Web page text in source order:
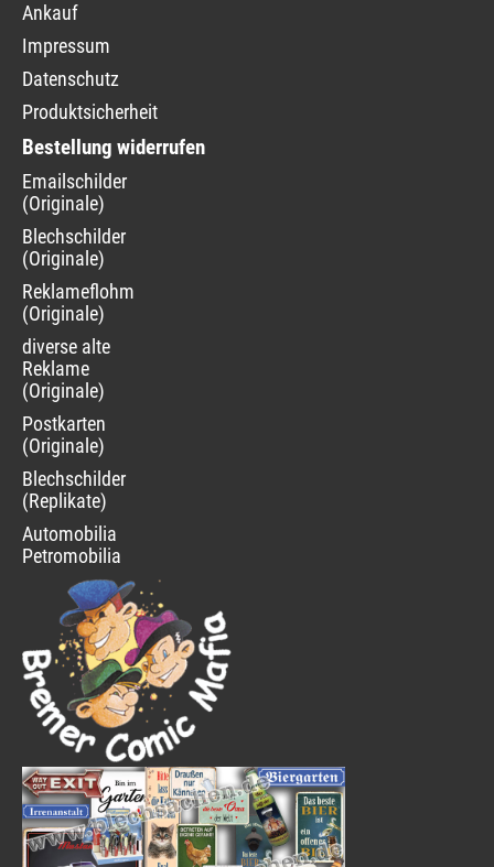
Ankauf
Impressum
Datenschutz
Produktsicherheit
Bestellung widerrufen
Navigation
überspringen
Emailschilder
(Originale)
Blechschilder
(Originale)
Reklameflohmarkt
(Originale)
diverse alte
Reklame
(Originale)
Postkarten
(Originale)
Blechschilder
(Replikate)
Automobilia
Petromobilia